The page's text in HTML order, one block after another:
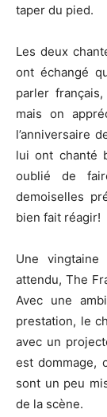
taper du pied.
Les deux
ont échangé
parler
mais on
l’anniversaire
lui ont chanté
oublié de
demoiselles
bien fait réagir!
Une
attendu, The
Avec une
prestation, le
avec un
est dommage,
sont un peu
de la scène.